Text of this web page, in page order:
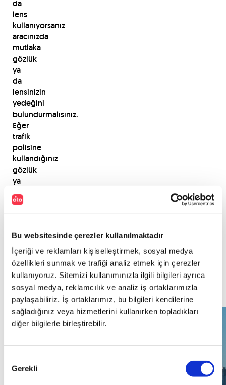
Bu websitesinde çerezler kullanılmaktadır
İçeriği ve reklamları kişiselleştirmek, sosyal medya
özellikleri sunmak ve trafiği analiz etmek için çerezler
kullanıyoruz. Sitemizi kullanımınızla ilgili bilgileri ayrıca
sosyal medya, reklamcılık ve analiz iş ortaklarımızla
paylaşabiliriz. İş ortaklarımız, bu bilgileri kendilerine
sağladığınız veya hizmetlerini kullanırken topladıkları
diğer bilgilerle birleştirebilir.
Seçimi
Gerekli
da
lens
kullanıyorsanız
aracınızda
mutlaka
gözlük
ya
da
lensinizin
yedeğini
bulundurmalısınız.
Eğer
trafik
polisine
kullandığınız
gözlük
ya
da
lensin
bir
gösteremiyorsanız
cezayı
yiyorsunuz,
bizden
söylemesi.